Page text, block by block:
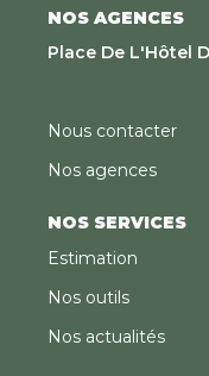
NOS AGENCES
Place De L'Hôtel
Nous contacter
Nos agences
NOS SERVICES
Estimation
Nos outils
Nos actualités